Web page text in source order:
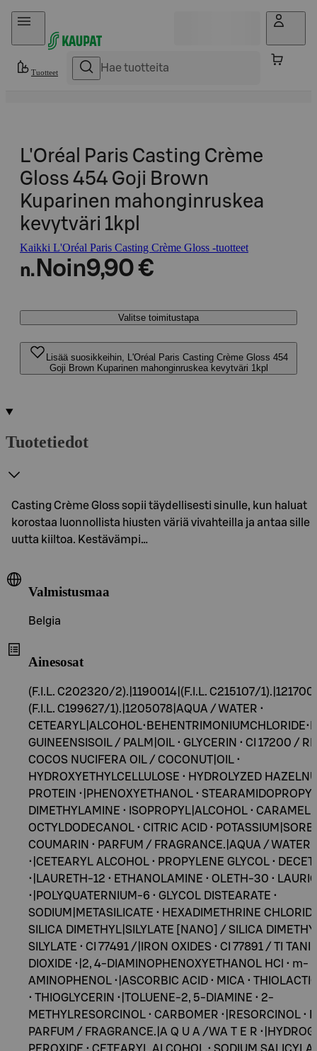
Hyppää sisältöön
Tuotteet
L'Oréal Paris Casting Crème
Gloss 454 Goji Brown
Kuparinen mahonginruskea
kevytväri 1kpl
Kaikki L'Oréal Paris Casting Crème Gloss -tuotteet
n. Noin9,90 €
Valitse toimitustapa
Lisää suosikkeihin, L'Oréal Paris Casting Crème Gloss 454
Goji Brown Kuparinen mahonginruskea kevytväri 1kpl
Tuotetiedot
Casting Crème Gloss sopii täydellisesti sinulle, kun haluat
korostaa luonnollista hiusten väriä vivahteilla ja antaa sille
uutta kiiltoa. Kestävämpi…
Valmistusmaa
Belgia
Ainesosat
(F.I.L. C202320/2).|1190014|(F.I.L. C215107/
(F.I.L. C199627/1).|1205078|AQUA / WATER •
GUINEENSISOIL / PALM|OIL • GLYCERIN • CI 17200 /
COCOS NUCIFERA OIL / COCONUT|OIL •
HYDROXYETHYLCELLULOSE • HYDROLYZED
PROTEIN •|PHENOXYETHANOL •
DIMETHYLAMINE • ISOPROPYL|ALCOHOL • CARAMEL •
OCTYLDODECANOL • CITRIC ACID •
COUMARIN • PARFUM / FRAGRANCE.|AQUA / WATER
•|CETEARYL ALCOHOL • PROPYLENE GLYCOL •
•|LAURETH-12 • ETHANOLAMINE • OLETH-30 •
•|POLYQUATERNIUM-6 • GLYCOL DISTEARATE •
SODIUM|METASILICATE • HEXADIMETHRINE
SILICA DIMETHYL|SILYLATE [NANO] / SILICA
SILYLATE • CI 77491 /|IRON OXIDES • CI 77891 / TI
DIOXIDE •|2, 4-DIAMINOPHENOXYETHANOL HCl • m-
AMINOPHENOL •|ASCORBIC ACID • MICA •
• THIOGLYCERIN •|TOLUENE-2, 5-DIAMINE • 2-
METHYLRESORCINOL • CARBOMER •|RESORCINOL •
PARFUM / FRAGRANCE.|A Q U A /WA T E R
PEROXIDE • CETEARYL ALCOHOL • SODIUM